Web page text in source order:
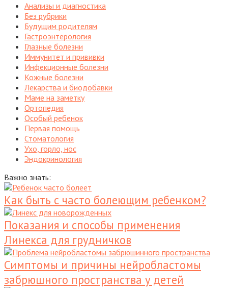
Анализы и диагностика
Без рубрики
Будущим родителям
Гастроэнтерология
Глазные болезни
Иммунитет и прививки
Инфекционные болезни
Кожные болезни
Лекарства и биодобавки
Маме на заметку
Ортопедия
Особый ребенок
Первая помощь
Стоматология
Ухо, горло, нос
Эндокринология
Важно знать:
Как быть с часто болеющим ребенком?
Показания и способы применения
Линекса для грудничков
Симптомы и причины нейробластомы
забрюшного пространства у детей